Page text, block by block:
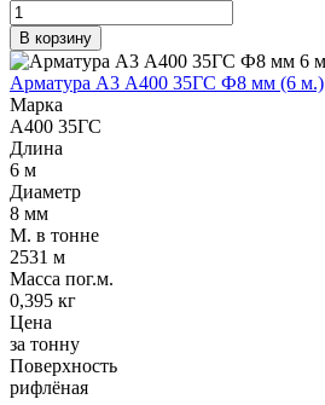
В корзину
Арматура А3 А400 35ГС Ф8 мм (6 м.)
Марка
А400 35ГС
Длина
6 м
Диаметр
8 мм
М. в тонне
2531 м
Масса пог.м.
0,395 кг
Цена
за тонну
Поверхность
рифлёная